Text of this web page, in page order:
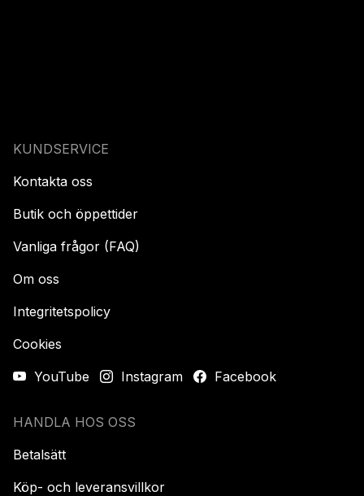
KUNDSERVICE
Kontakta oss
Butik och öppettider
Vanliga frågor (FAQ)
Om oss
Integritetspolicy
Cookies
YouTube
Instagram Facebook
HANDLA HOS OSS
Betalsätt
Köp- och leveransvillkor